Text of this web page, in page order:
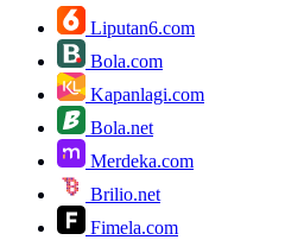
Liputan6.com
Bola.com
Kapanlagi.com
Bola.net
Merdeka.com
Brilio.net
Fimela.com